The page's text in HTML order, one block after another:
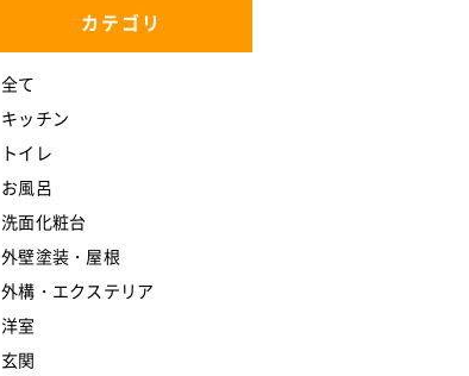
カテゴリ
全て
キッチン
トイレ
お風呂
洗面化粧台
外壁塗装・屋根
外構・エクステリア
洋室
玄関